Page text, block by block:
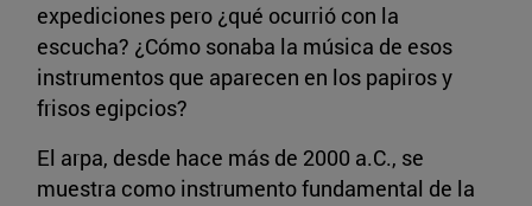
expediciones pero ¿qué ocurrió con la
escucha? ¿Cómo sonaba la música de esos
instrumentos que aparecen en los papiros y
frisos egipcios?
El arpa, desde hace más de 2000 a.C., se
muestra como instrumento fundamental de la